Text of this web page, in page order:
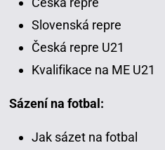
Slovenská repre
Česká repre U21
Kvalifikace na ME U21
Sázení na fotbal:
Jak sázet na fotbal